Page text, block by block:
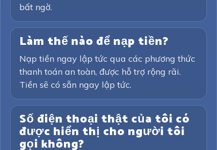
bất ngờ.
Làm thế nào để nạp tiền?
Nạp tiền ngay lập tức qua các phương thức
thanh toán an toàn, được hỗ trợ rộng rãi.
Tiền sẽ có sẵn ngay lập tức.
Số điện thoại thật của tôi có
được hiển thị cho người tôi
gọi không?